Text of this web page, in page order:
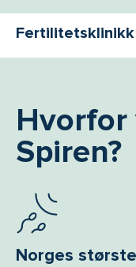
Fertilitetsklinikk
Hvorfor
Spiren?
Norges